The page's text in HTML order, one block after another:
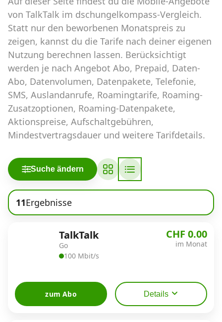
Abos für Tablets, Hotspots und Smart
Watches
Tarifrechner Handy-Abo
Der gute alte Tarifrechner im neuen Design
Infos
Alle Anbieter
Mobilfunknetz Schweiz
Handy-Abo-Aktionen
wechseln
Alle Mobile-Vergleiche
Kombi-Angebote
von TalkTalk im dschungelkompass-Vergleich.
Statt nur den beworbenen Monatspreis zu
zeigen, kannst du die Tarife nach deiner eigenen
Nutzung berechnen lassen. Berücksichtigt
werden je nach Angebot Abo, Prepaid, Daten-
Abo, Datenvolumen, Datenpakete, Telefonie,
SMS, Auslandanrufe, Roamingtarife, Roaming-
Zusatzoptionen, Roaming-Datenpakete,
Aktionspreise, Aufschaltgebühren,
Mindestvertragsdauer und weitere Tarifdetails.
Suche ändern
11Ergebnisse
TalkTalk
Go
100 Mbit/s
CHF 0.00
im Monat
zum Abo Details